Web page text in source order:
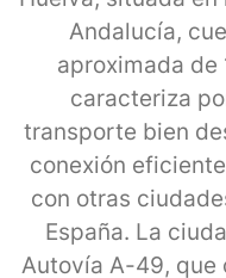
Andalucía,
aproximada de
caracteriza
transporte bien
conexión
con otras
España. La
Autovía A-49, que